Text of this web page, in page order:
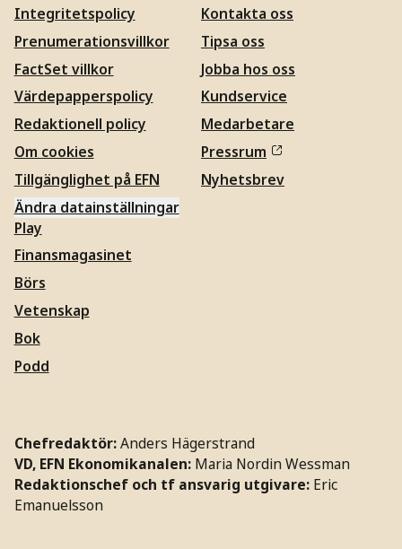
Integritetspolicy
Prenumerationsvillkor
FactSet villkor
Värdepapperspolicy
Redaktionell policy
Om cookies
Tillgänglighet på EFN
Ändra datainställningar
Kontakta oss
Tipsa oss
Jobba hos oss
Kundservice
Medarbetare
Pressrum
Nyhetsbrev
Play
Finansmagasinet
Börs
Vetenskap
Bok
Podd
Chefredaktör:Anders Hägerstrand
VD, EFN Ekonomikanalen: Maria Nordin Wessman
Redaktionschef och tf ansvarig utgivare: Eric
Emanuelsson